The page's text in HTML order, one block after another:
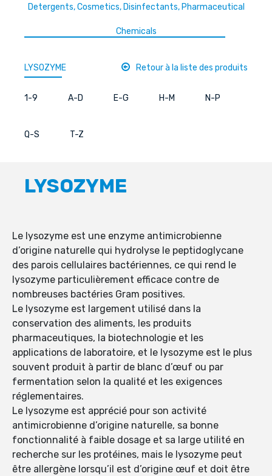
Detergents, Cosmetics, Disinfectants, Pharmaceutical
Chemicals
LYSOZYME Retour à la liste des produits
1-9 A-D E-G H-M N-P
Q-S T-Z
LYSOZYME
Le lysozyme est une enzyme antimicrobienne
d’origine naturelle qui hydrolyse le peptidoglycane
des parois cellulaires bactériennes, ce qui rend le
lysozyme particulièrement efficace contre de
nombreuses bactéries Gram positives.
Le lysozyme est largement utilisé dans la
conservation des aliments, les produits
pharmaceutiques, la biotechnologie et les
applications de laboratoire, et le lysozyme est le plus
souvent produit à partir de blanc d’œuf ou par
fermentation selon la qualité et les exigences
réglementaires.
Le lysozyme est apprécié pour son activité
antimicrobienne d’origine naturelle, sa bonne
fonctionnalité à faible dosage et sa large utilité en
recherche sur les protéines, mais le lysozyme peut
être allergène lorsqu’il est d’origine œuf et doit être